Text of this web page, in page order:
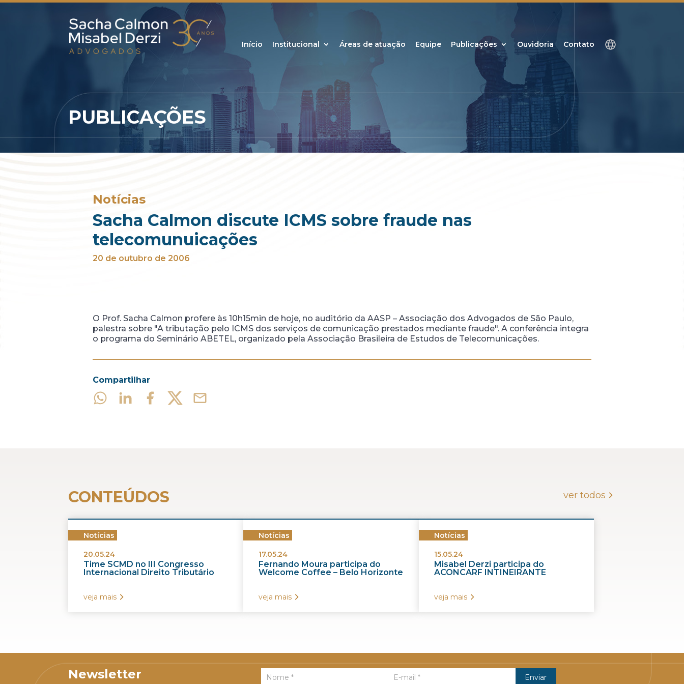
Início Institucional Áreas de atuação Equipe Publicações Ouvidoria Contato
PUBLICAÇÕES
Notícias
Sacha Calmon discute ICMS sobre fraude nas
telecomunuicações
20 de outubro de 2006
O Prof. Sacha Calmon profere às 10h15min de hoje, no auditório da AASP – Associação dos Advogados de São Paulo,
palestra sobre "A tributação pelo ICMS dos serviços de comunicação prestados mediante fraude". A conferência integra
o programa do Seminário ABETEL, organizado pela Associação Brasileira de Estudos de Telecomunicações.
Compartilhar
CONTEÚDOS ver todos
Notícias
20.05.24
Time SCMD no III Congresso
Internacional Direito Tributário
veja mais
Notícias
17.05.24
Fernando Moura participa do
Welcome Coffee – Belo Horizonte
veja mais
Notícias
15.05.24
Misabel Derzi participa do
ACONCARF INTINEIRANTE
veja mais
Newsletter